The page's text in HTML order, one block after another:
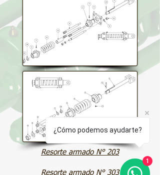
Resorte armado N° 203
Resorte armado N° 303
¿Cómo podemos ayudarte?
1